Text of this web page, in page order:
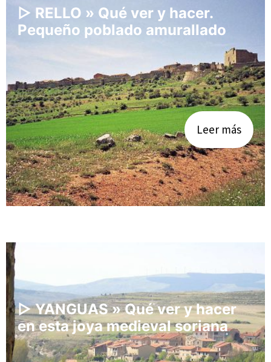
▷ RELLO » Qué ver y hacer.
Pequeño poblado amurallado
Leer más
▷ YANGUAS » Qué ver y hacer
en esta joya medieval soriana